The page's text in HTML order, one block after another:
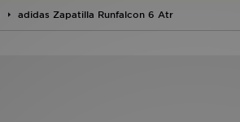
adidas Zapatilla Runfalcon 6 Atr